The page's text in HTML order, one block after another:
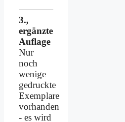
3.,
ergänzte
Auflage
Nur
noch
wenige
gedruckte
Exemplare
vorhanden
- es wird